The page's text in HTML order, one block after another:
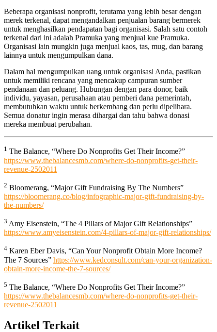
Beberapa organisasi nonprofit, terutama yang lebih besar dengan
merek terkenal, dapat mengandalkan penjualan barang bermerek
untuk menghasilkan pendapatan bagi organisasi. Salah satu contoh
terkenal dari ini adalah Pramuka yang menjual kue Pramuka.
Organisasi lain mungkin juga menjual kaos, tas, mug, dan barang
lainnya untuk mengumpulkan dana.
Dalam hal mengumpulkan uang untuk organisasi Anda, pastikan
untuk memiliki rencana yang mencakup campuran sumber
pendanaan dan peluang. Hubungan dengan para donor, baik
individu, yayasan, perusahaan atau pemberi dana pemerintah,
membutuhkan waktu untuk berkembang dan perlu dipelihara.
Semua donatur ingin merasa dihargai dan tahu bahwa donasi
mereka membuat perubahan.
1 The Balance, “Where Do Nonprofits Get Their Income?”
https://www.thebalancesmb.com/where-do-nonprofits-get-their-
revenue-2502011
2 Bloomerang, “Major Gift Fundraising By The Numbers”
https://bloomerang.co/blog/infographic-major-gift-fundraising-by-
the-numbers/
3 Amy Eisenstein, “The 4 Pillars of Major Gift Relationships”
https://www.amyeisenstein.com/4-pillars-of-major-gift-relationships/
4 Karen Eber Davis, “Can Your Nonprofit Obtain More Income?
The 7 Sources” https://www.kedconsult.com/can-your-organization-
obtain-more-income-the-7-sources/
5 The Balance, “Where Do Nonprofits Get Their Income?”
https://www.thebalancesmb.com/where-do-nonprofits-get-their-
revenue-2502011
Artikel Terkait